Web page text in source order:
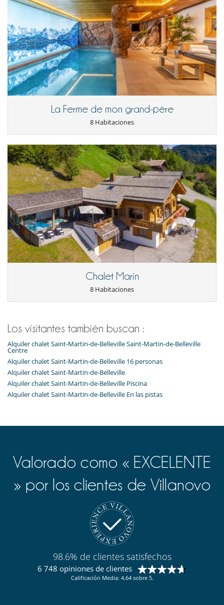
Cerca
Pistas a menos de 100 m
Electrodoméstico
Cafetera
Cocina americana
Cocina de inducción
Cocina totalmente equipada
Frigorífico - congelador
Lavandería
Lavavajillas
Microondas
Secadora
Tabla de planchar
Tetera eléctrica
Tostadora
En el exterior
Aparcamiento cubierto
Tumbonas
Equipos, instalaciones, eventos
Bodega de vinos
Ocios y actividades deportivas
Sauna
Para su comodidad y agrado
Chimenea en el salón
Jacuzzi exterior
Salón TV
Secador
Sofá convertible
La Ferme de mon grand-père
8 Habitaciones
Chalet Marin
8 Habitaciones
Los visitantes también buscan :
Alquiler chalet Saint-Martin-de-Belleville Saint-Martin-de-Belleville
Centre
Alquiler chalet Saint-Martin-de-Belleville 16 personas
Alquiler chalet Saint-Martin-de-Belleville
Alquiler chalet Saint-Martin-de-Belleville Piscina
Alquiler chalet Saint-Martin-de-Belleville En las pistas
Valorado como « EXCELENTE
» por los clientes de Villanovo
98.6% de clientes satisfechos
6 748 opiniones de clientes
Calificación Media: 4.64 sobre 5.